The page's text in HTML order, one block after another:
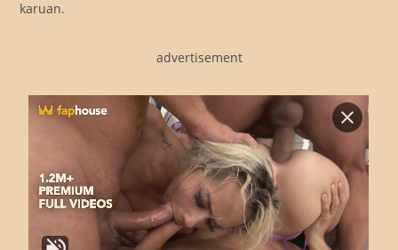
karuan.
advertisement